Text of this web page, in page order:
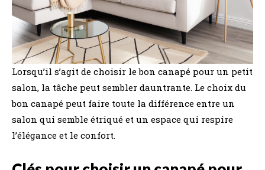
Lorsqu’il s’agit de choisir le bon canapé pour un petit
salon, la tâche peut sembler dauntrante. Le choix du
bon canapé peut faire toute la différence entre un
salon qui semble étriqué et un espace qui respire
l’élégance et le confort.